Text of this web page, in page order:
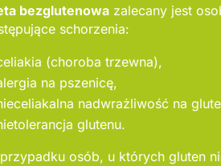
bezglutenowa zalecany jest
schorzenia:
(choroba trzewna),
na pszenicę,
nadwrażliwość na
glutenu.
osób, u których gluten